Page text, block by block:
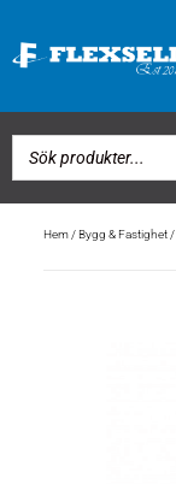
Hem/Bygg & Fastighet/